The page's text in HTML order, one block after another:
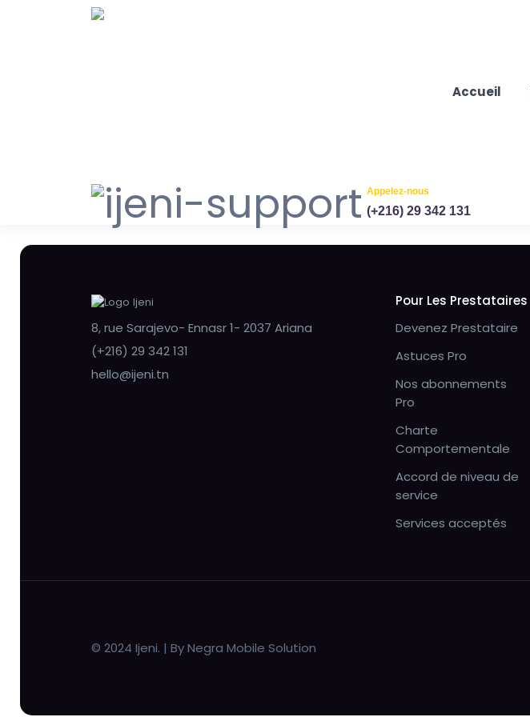
Accueil
Appelez-nous
(+216) 29 342 131
8, rue Sarajevo- Ennasr 1- 2037 Ariana
(+216) 29 342 131
hello@ijeni.tn
Pour Les Prestataires
Devenez Prestataire
Astuces Pro
Nos abonnements
Pro
Charte
Comportementale
Accord de niveau de
service
Services acceptés
© 2024 Ijeni. | By Negra Mobile Solution